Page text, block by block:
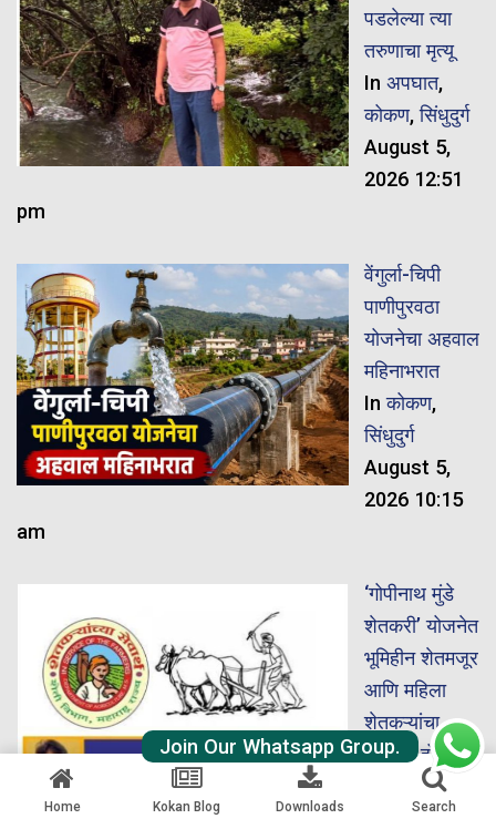
पडलेल्या त्या
तरुणाचा मृत्यू
In अपघात,
कोकण,सिंधुदुर्ग
August 5,
2026 12:51
pm
वेंगुर्ला-चिपी
पाणीपुरवठा
योजनेचा अहवाल
महिनाभरात
Inकोकण,
सिंधुदुर्ग
August 5,
2026 10:15
am
‘गोपीनाथ मुंडे
शेतकरी’ योजनेत
भूमिहीन शेतमजूर
आणि महिला
शेतकऱ्यांचा
समावेश होणार
महाराष्ट्र
August 5,
Home Kokan Blog Downloads Search
Join Our Whatsapp Group.